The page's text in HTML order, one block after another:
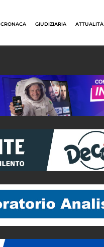
CRONACA GIUDIZIARIA ATTUALITÀ